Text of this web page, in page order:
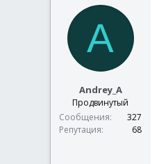
р
т
м
ы
н
л
A
Andrey_A
Продвинутый
Сообщения
327
Репутация
68